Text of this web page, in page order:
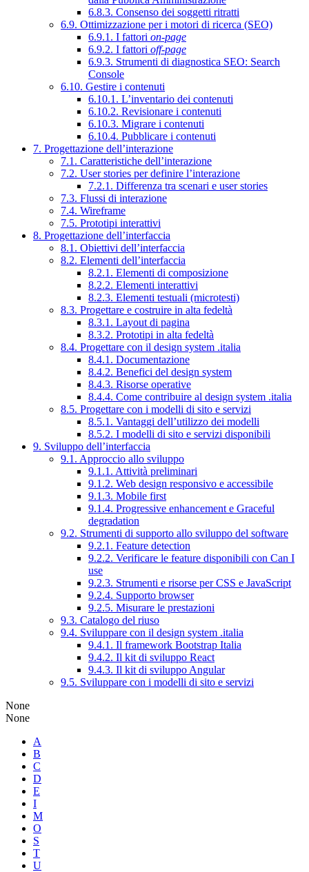
6.8.3. Consenso dei soggetti ritratti
6.9. Ottimizzazione per i motori di ricerca (SEO)
6.9.1. I fattori on-page
6.9.2. I fattori off-page
6.9.3. Strumenti di diagnostica SEO: Search
Console
6.10. Gestire i contenuti
6.10.1. L’inventario dei contenuti
6.10.2. Revisionare i contenuti
6.10.3. Migrare i contenuti
6.10.4. Pubblicare i contenuti
7. Progettazione dell’interazione
7.1. Caratteristiche dell’interazione
7.2. User stories per definire l’interazione
7.2.1. Differenza tra scenari e user stories
7.3. Flussi di interazione
7.4. Wireframe
7.5. Prototipi interattivi
8. Progettazione dell’interfaccia
8.1. Obiettivi dell’interfaccia
8.2. Elementi dell’interfaccia
8.2.1. Elementi di composizione
8.2.2. Elementi interattivi
8.2.3. Elementi testuali (microtesti)
8.3. Progettare e costruire in alta fedeltà
8.3.1. Layout di pagina
8.3.2. Prototipi in alta fedeltà
8.4. Progettare con il design system .italia
8.4.1. Documentazione
8.4.2. Benefici del design system
8.4.3. Risorse operative
8.4.4. Come contribuire al design system .italia
8.5. Progettare con i modelli di sito e servizi
8.5.1. Vantaggi dell’utilizzo dei modelli
8.5.2. I modelli di sito e servizi disponibili
9. Sviluppo dell’interfaccia
9.1. Approccio allo sviluppo
9.1.1. Attività preliminari
9.1.2. Web design responsivo e accessibile
9.1.3. Mobile first
9.1.4. Progressive enhancement e Graceful
degradation
9.2. Strumenti di supporto allo sviluppo del software
9.2.1. Feature detection
9.2.2. Verificare le feature disponibili con Can I
use
9.2.3. Strumenti e risorse per CSS e JavaScript
9.2.4. Supporto browser
9.2.5. Misurare le prestazioni
9.3. Catalogo del riuso
9.4. Sviluppare con il design system .italia
9.4.1. Il framework Bootstrap Italia
9.4.2. Il kit di sviluppo React
9.4.3. Il kit di sviluppo Angular
9.5. Sviluppare con i modelli di sito e servizi
None
None
A
B
C
D
E
I
M
O
S
T
U